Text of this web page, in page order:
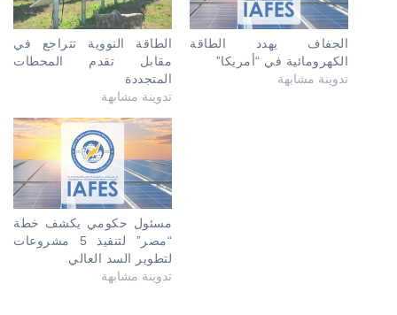
الطاقة النووية تتراجع في
مقابل تقدم المحطات
المتجددة
تدوينة مشابهة
الجفاف يهدد الطاقة
الكهرومائية في “أمريكا”
تدوينة مشابهة
مسئول حكومي يكشف خطة
“مصر” لتنفيذ 5 مشروعات
لتطوير السد العالي
تدوينة مشابهة